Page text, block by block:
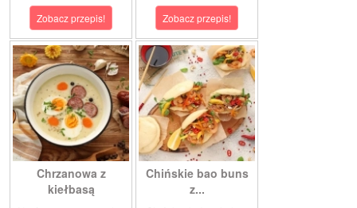
Zobacz przepis! Zobacz przepis!
Chrzanowa z
kiełbasą
Chińskie bao buns
z...